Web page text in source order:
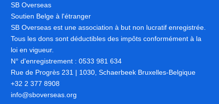
SB Overseas
Soutien Belge à l'étranger
SB Overseas est une association à but non lucratif enregistrée.
Tous les dons sont déductibles des impôts conformément à la
loi en vigueur.
N° d'enregistrement : 0533 981 634
Rue de Progrès 231 | 1030, Schaerbeek Bruxelles-Belgique
+32 2 377 8908
info@sboverseas.org